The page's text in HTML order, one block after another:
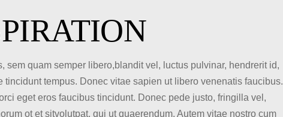
sem quam semper libero,blandit vel, luctus pulvinar, hendrerit id,
tincidunt tempus. Donec vitae sapien ut libero venenatis faucibus.
eget eros faucibus tincidunt. Donec pede justo, fringilla vel,
ot et sitvolutpat, qui ut quaerendum. Autem vitae nostro cum